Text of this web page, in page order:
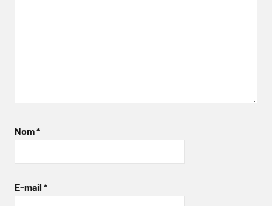
Nom*
E-mail *